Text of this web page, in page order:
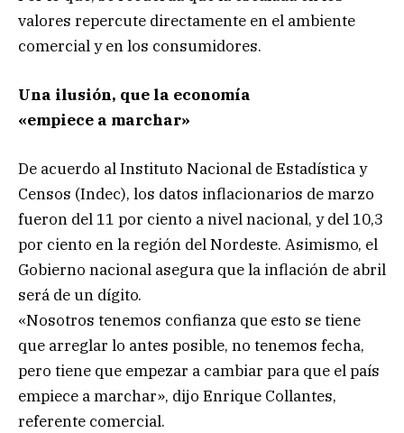
valores repercute directamente en el ambiente
comercial y en los consumidores.
Una ilusión, que la economía
«empiece a marchar»
De acuerdo al Instituto Nacional de Estadística y
Censos (Indec), los datos inflacionarios de marzo
fueron del 11 por ciento a nivel nacional, y del 10,3
por ciento en la región del Nordeste. Asimismo, el
Gobierno nacional asegura que la inflación de abril
será de un dígito.
«Nosotros tenemos confianza que esto se tiene
que arreglar lo antes posible, no tenemos fecha,
pero tiene que empezar a cambiar para que el país
empiece a marchar», dijo Enrique Collantes,
referente comercial.